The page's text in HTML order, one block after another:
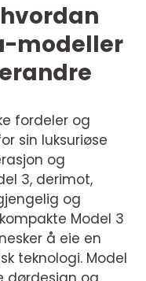
modeller
fordeler og
sin luksuriøse
og
3, derimot,
og
Model 3
å eie en
teknologi. Model